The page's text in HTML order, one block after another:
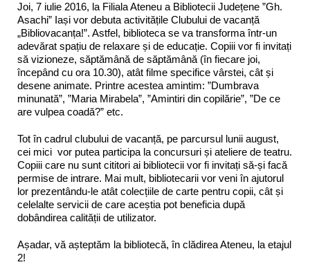
Joi, 7 iulie 2016, la Filiala Ateneu a Bibliotecii Județene ”Gh.
Asachi” Iași vor debuta activitățile Clubului de vacanță
„Bibliovacanța!”. Astfel, biblioteca se va transforma într-un
adevărat spațiu de relaxare și de educație. Copiii vor fi invitați
să vizioneze, săptămână de săptămână (în fiecare joi,
începând cu ora 10.30), atât filme specifice vârstei, cât și
desene animate. Printre acestea amintim: ”Dumbrava
minunată”, ”Maria Mirabela”, ”Amintiri din copilărie”, ”De ce
are vulpea coadă?” etc.
Tot în cadrul clubului de vacanță, pe parcursul lunii august,
cei mici vor putea participa la concursuri și ateliere de teatru.
Copiii care nu sunt cititori ai bibliotecii vor fi invitați să-și facă
permise de intrare. Mai mult, bibliotecarii vor veni în ajutorul
lor prezentându-le atât colecțiile de carte pentru copii, cât și
celelalte servicii de care aceștia pot beneficia după
dobândirea calității de utilizator.
Așadar, vă așteptăm la bibliotecă, în clădirea Ateneu, la etajul
2!